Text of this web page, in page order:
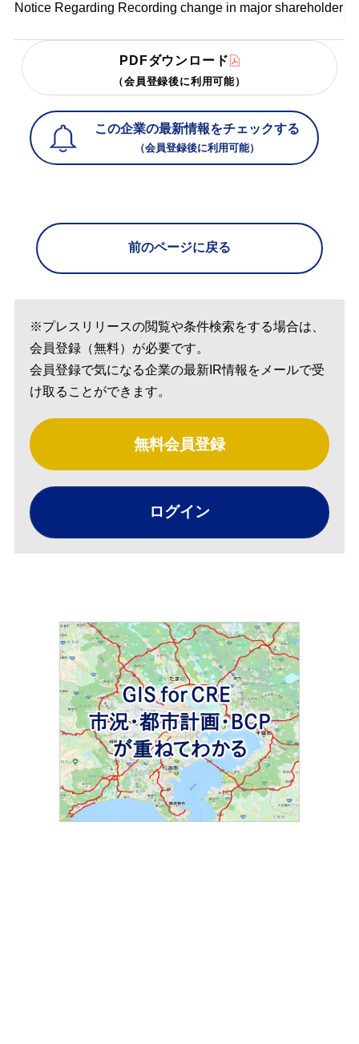
Notice Regarding Recording change in major shareholder
PDFダウンロード
（会員登録後に利用可能）
この企業の最新情報をチェックする
（会員登録後に利用可能）
前のページに戻る
※プレスリリースの閲覧や条件検索をする場合は、
会員登録（無料）が必要です。
会員登録で気になる企業の最新IR情報をメールで受
け取ることができます。
無料会員登録
ログイン